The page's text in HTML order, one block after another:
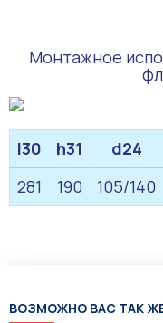
Монтажное
l30 h31 d24
281
190 105/140
ВОЗМОЖНО ВАС ТАК